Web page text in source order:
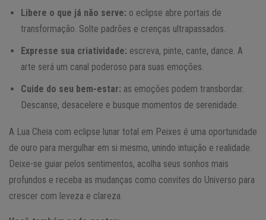
Libere o que já não serve: o eclipse abre portais de
transformação. Solte padrões e crenças ultrapassados.
Expresse sua criatividade: escreva, pinte, cante, dance. A
arte será um canal poderoso para suas emoções.
Cuide do seu bem-estar: as emoções podem transbordar.
Descanse, desacelere e busque momentos de serenidade.
A Lua Cheia com eclipse lunar total em Peixes é uma oportunidade
de ouro para mergulhar em si mesmo, unindo intuição e realidade.
Deixe-se guiar pelos sentimentos, acolha seus sonhos mais
profundos e receba as mudanças como convites do Universo para
crescer com leveza e clareza.